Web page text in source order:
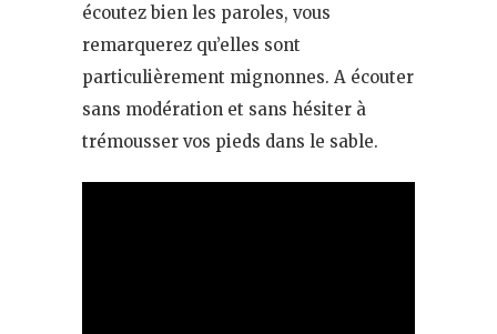
écoutez bien les paroles, vous
remarquerez qu’elles sont
particulièrement mignonnes. A écouter
sans modération et sans hésiter à
trémousser vos pieds dans le sable.